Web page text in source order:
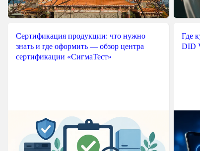
Сертификация продукции: что нужно
знать и где оформить — обзор центра
сертификации «СигмаТест»
Где
DID